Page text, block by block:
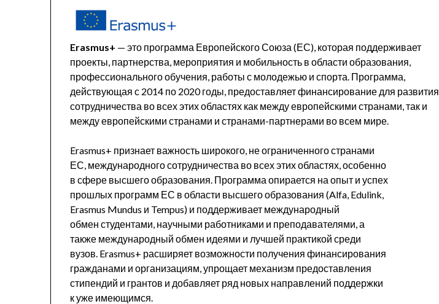
Erasmus+ — это программа Европейского Союза (ЕС), которая поддерживает
проекты, партнерства, мероприятия и мобильность в области образования,
профессионального обучения, работы с молодежью и спорта. Программа,
действующая с 2014 по 2020 годы, предоставляет финансирование для развития
сотрудничества во всех этих областях как между европейскими странами, так и
между европейскими странами и странами-партнерами во всем мире.
Erasmus+ признает важность широкого, не ограниченного странами
ЕС, международного сотрудничества во всех этих областях, особенно
в сфере высшего образования. Программа опирается на опыт и успех
прошлых программ ЕС в области высшего образования (Alfa, Edulink,
Erasmus Mundus и Tempus) и поддерживает международный
обмен студентами, научными работниками и преподавателями, а
также международный обмен идеями и лучшей практикой среди
вузов. Erasmus+ расширяет возможности получения финансирования
гражданами и организациям, упрощает механизм предоставления
стипендий и грантов и добавляет ряд новых направлений поддержки
к уже имеющимся.